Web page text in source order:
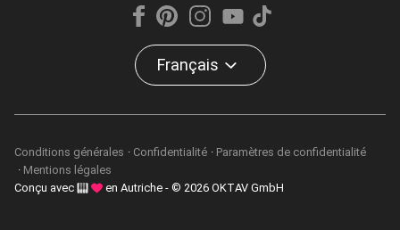
Français
Conditions générales Confidentialité
Paramètres de confidentialité
Mentions légales
Conçu avec
en Autriche - © 2026 OKTAV GmbH